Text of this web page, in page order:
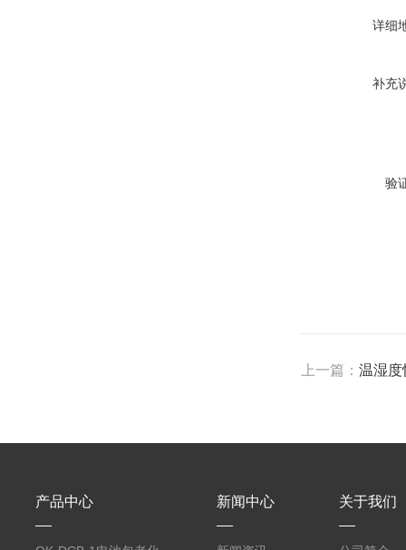
详细
补充
验
上一篇：温湿度
产品中心 新闻中心 关于我们